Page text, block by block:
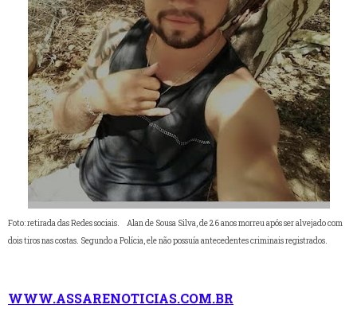
Foto: retirada das Redes sociais.
Alan de Sousa Silva, de 26 anos morreu após ser alvejado com
dois tiros nas costas. Segundo a Polícia, ele não possuía antecedentes criminais registrados.
WWW.ASSARENOTICIAS.COM.BR